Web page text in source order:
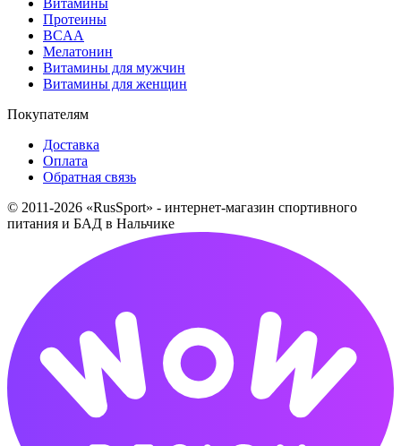
Протеины
BCAA
Мелатонин
Витамины для мужчин
Витамины для женщин
Покупателям
Доставка
Оплата
Обратная связь
© 2011-2026 «RusSport» - интернет-магазин спортивного
питания и БАД в Нальчике